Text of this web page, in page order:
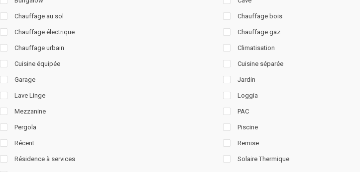
Chauffage au sol Chauffage bois
Chauffage électrique Chauffage gaz
Chauffage urbain Climatisation
Cuisine équipée Cuisine séparée
Garage Jardin
Lave Linge Loggia
Mezzanine PAC
Pergola Piscine
Récent Remise
Résidence à services Solaire Thermique